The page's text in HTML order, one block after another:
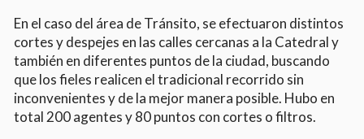
En el caso del área de Tránsito, se efectuaron distintos
cortes y despejes en las calles cercanas a la Catedral y
también en diferentes puntos de la ciudad, buscando
que los fieles realicen el tradicional recorrido sin
inconvenientes y de la mejor manera posible. Hubo en
total 200 agentes y 80 puntos con cortes o filtros.